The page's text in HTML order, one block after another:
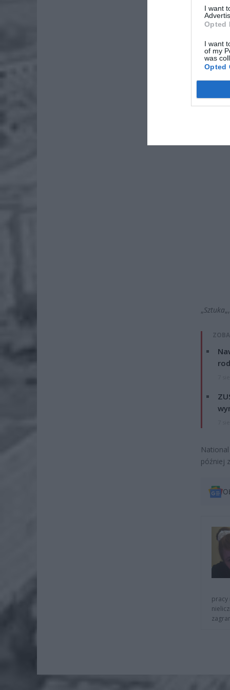
I want
Opted
I want
of my
was
Opted
„Sztuka
później
pracy